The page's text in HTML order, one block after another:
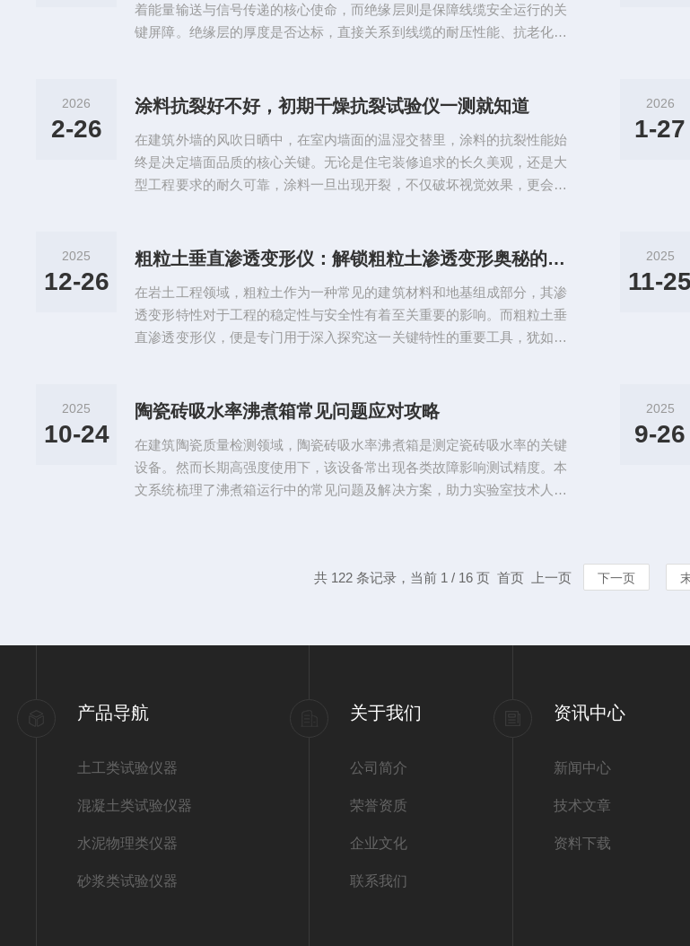
着能量输送与信号传递的核心使命，而绝缘层则是保障线缆安全运行的关
键屏障。绝缘层的厚度是否达标，直接关系到线缆的耐压性能、抗老化能
绝缘质量的核心设备，成为线缆生产与质量检测环节中的“把关者”。导线
器，其核心价值在于将传统依赖经...
2026
2-26
涂料抗裂好不好，初期干燥抗裂试验仪一测就知道
在建筑外墙的风吹日晒中，在室内墙面的温湿交替里，涂料的抗裂性能始
终是决定墙面品质的核心关键。无论是住宅装修追求的长久美观，还是大
型工程要求的耐久可靠，涂料一旦出现开裂，不仅破坏视觉效果，更会引
能精准判定其真实能力。初期干燥抗裂试验仪，正是破解这一检测难题的
然，为品质把关筑牢科学防线。一、...
2026
1-27
2025
12-26
粗粒土垂直渗透变形仪：解锁粗粒土渗透变形奥秘的精密仪器
在岩土工程领域，粗粒土作为一种常见的建筑材料和地基组成部分，其渗
透变形特性对于工程的稳定性与安全性有着至关重要的影响。而粗粒土垂
直渗透变形仪，便是专门用于深入探究这一关键特性的重要工具，犹如一
容器、水头调节系统、量测装置以及相关的连接管路等部分构成。渗透容
以确保在试验过程中能够承受一定的...
2025
11-25
2025
10-24
陶瓷砖吸水率沸煮箱常见问题应对攻略
在建筑陶瓷质量检测领域，陶瓷砖吸水率沸煮箱是测定瓷砖吸水率的关键
设备。然而长期高强度使用下，该设备常出现各类故障影响测试精度。本
文系统梳理了沸煮箱运行中的常见问题及解决方案，助力实验室技术人员
用细砂纸轻轻打磨感应面；若仍无效则更换同规格的新传感器。对于加热
2025
9-26
共 122 条记录，当前 1 / 16 页 首页 上一页 下一页
产品导航
土工类试验仪器
混凝土类试验仪器
水泥物理类仪器
砂浆类试验仪器
关于我们
公司简介
荣誉资质
企业文化
联系我们
资讯中心
新闻中心
技术文章
资料下载